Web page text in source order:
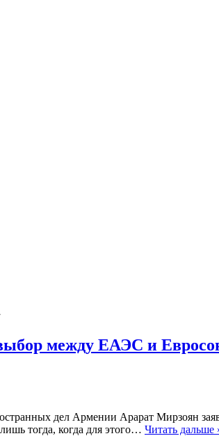
между ЕАЭС и
дел Армении Арарат Мирзоян
тогда, когда для этого… Читать дальше